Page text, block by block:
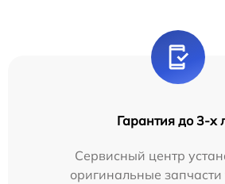
Гарантия до 3-х
Сервисный центр
оригинальные запчасти